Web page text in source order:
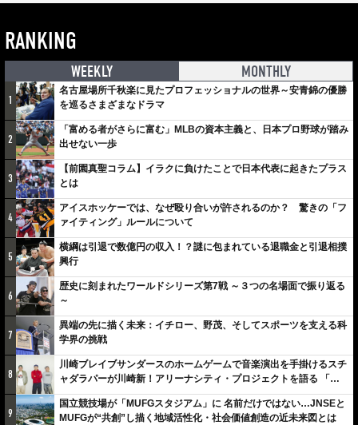
RANKING
WEEKLY MONTHLY
1
名古屋場所千秋楽に見たプロフェッショナルの世界～安青錦の優勝
を巡るさまざまなドラマ
2
「富める者がさらに富む」MLBの資本主義と、日本プロ野球が踏み
出せない一歩
3
【前園真聖コラム】イラクに負けたことで日本代表に起きたプラス
とは
4
アイスホッケーでは、なぜ殴り合いが許されるのか？ 驚きの「フ
ァイティング」ルールについて
5
横綱は引退で数億円の収入！？謎に包まれている退職金と引退相撲
興行
6
歴史に刻まれたワールドシリーズ第7戦 ～３つの名場面で振り返る
～
7
異端の先に描く未来：イチロー、野茂、そしてスポーツを支える科
学界の挑戦
8
川崎ブレイブサンダースのホームゲームで音楽演出を手掛けるスチ
ャダラパーが川崎新！アリーナシティ・プロジェクトを語る 「楽
しみでしかないでしょ。川崎は、ずっと成長曲線だから」
9
国立競技場が「MUFGスタジアム」に 名前だけではない…JNSEと
MUFGが“共創”し描く地域活性化・社会価値創造の近未来図とは